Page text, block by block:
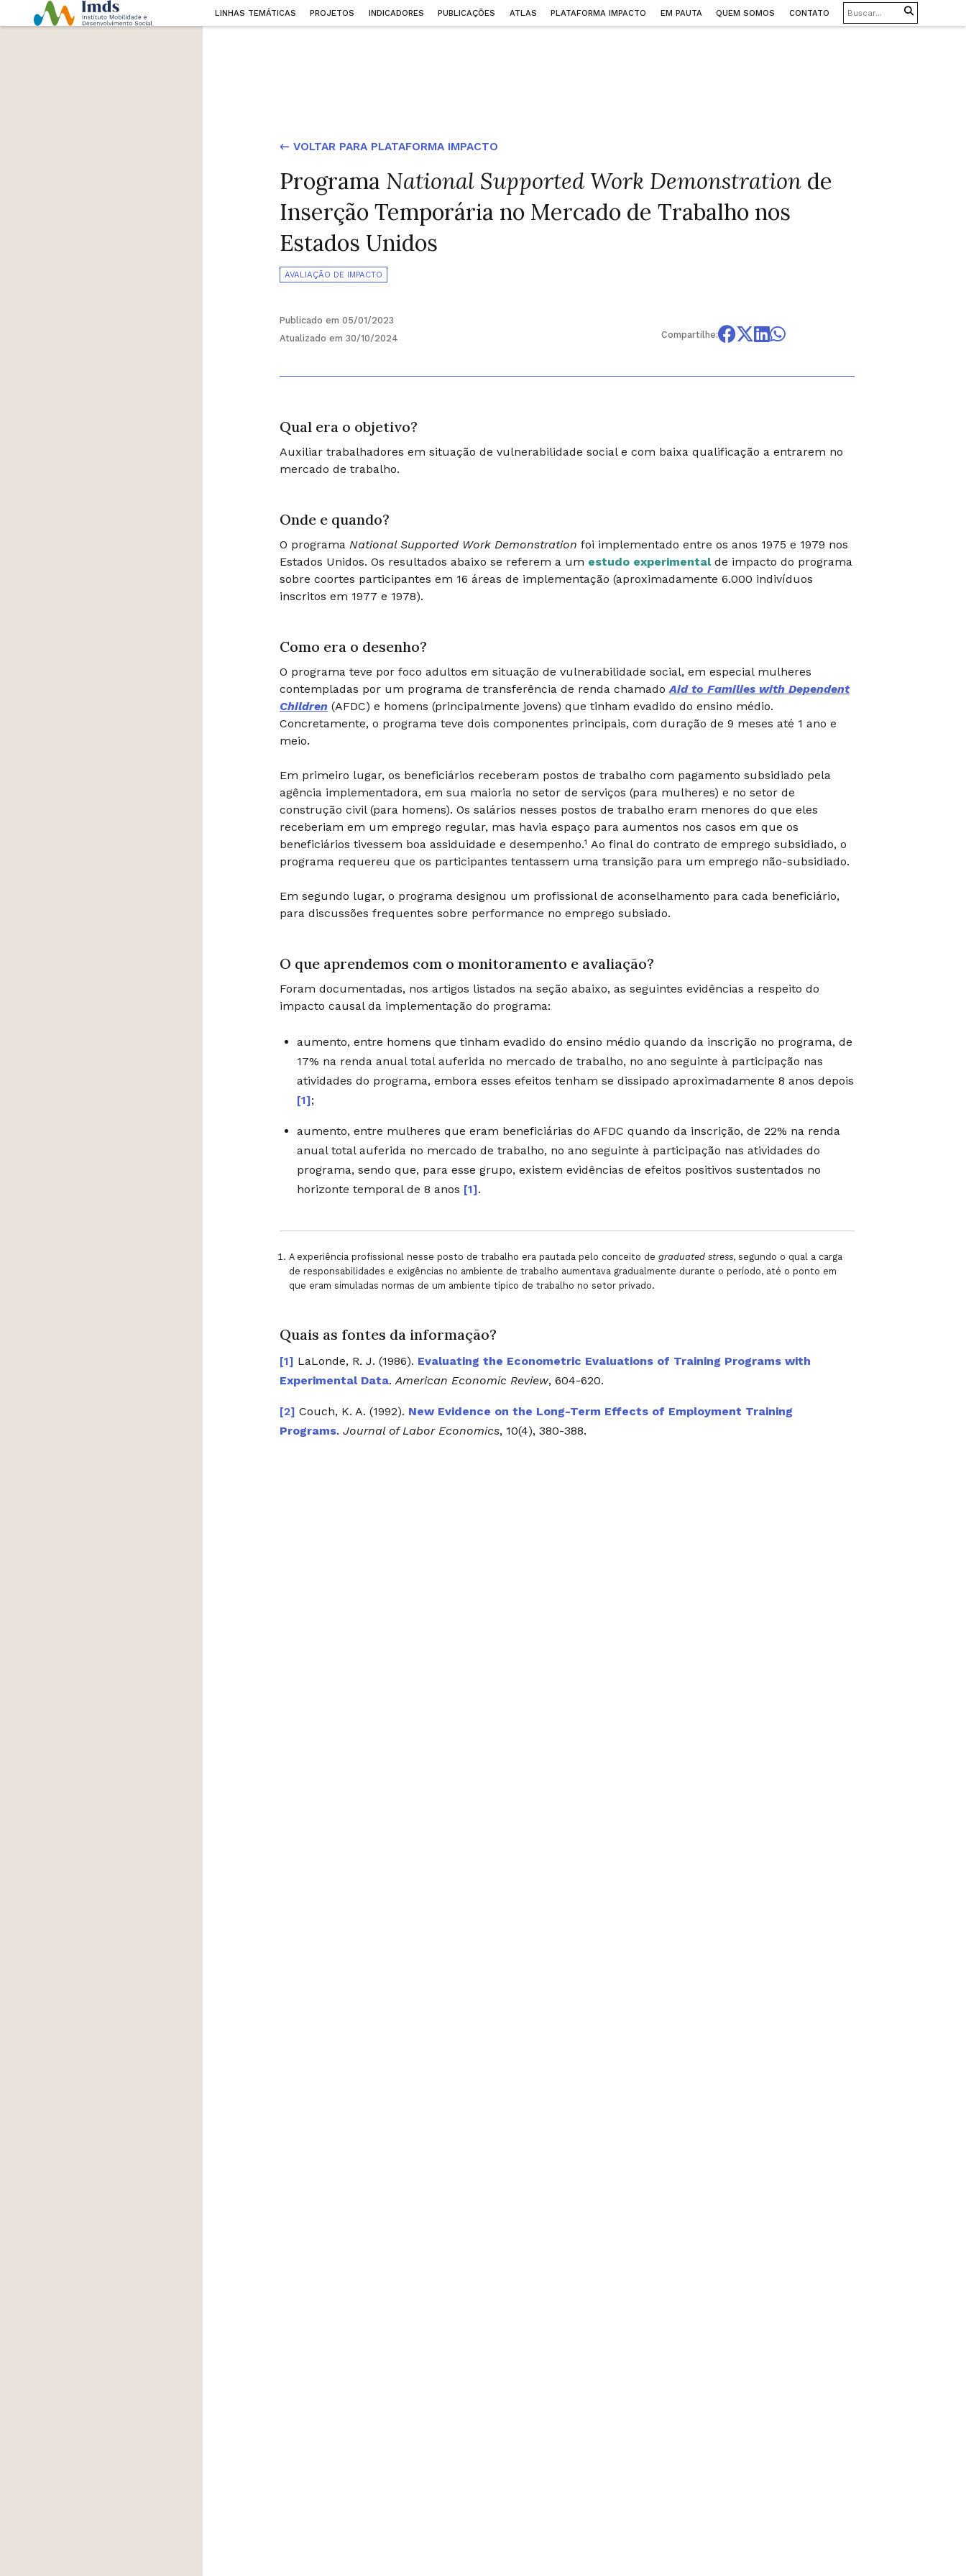
LINHAS TEMÁTICAS PROJETOS INDICADORES PUBLICAÇÕES ATLAS PLATAFORMA IMPACTO EM PAUTA QUEM SOMOS CONTATO
← VOLTAR PARA PLATAFORMA IMPACTO
Programa National Supported Work Demonstration de
Inserção Temporária no Mercado de Trabalho nos
Estados Unidos
AVALIAÇÃO DE IMPACTO
Publicado em 05/01/2023
Atualizado em 30/10/2024
Compartilhe:
Qual era o objetivo?
Auxiliar trabalhadores em situação de vulnerabilidade social e com baixa qualificação a entrarem no
mercado de trabalho.
Onde e quando?
O programaNational Supported Work Demonstration foi implementado entre os anos 1975 e 1979 nos
Estados Unidos. Os resultados abaixo se referem a um estudo experimentalde impacto do programa
sobre coortes participantes em 16 áreas de implementação (aproximadamente 6.000 indivíduos
inscritos em 1977 e 1978).
Como era o desenho?
O programa teve por foco adultos em situação de vulnerabilidade social, em especial mulheres
contempladas por um programa de transferência de renda chamadoAid to Families with Dependent
Children (AFDC) e homens (principalmente jovens) que tinham evadido do ensino médio.
Concretamente, o programa teve dois componentes principais, com duração de 9 meses até 1 ano e
meio.
Em primeiro lugar, os beneficiários receberam postos de trabalho com pagamento subsidiado pela
agência implementadora, em sua maioria no setor de serviços (para mulheres) e no setor de
construção civil (para homens). Os salários nesses postos de trabalho eram menores do que eles
receberiam em um emprego regular, mas havia espaço para aumentos nos casos em que os
beneficiários tivessem boa assiduidade e desempenho.¹ Ao final do contrato de emprego subsidiado, o
programa requereu que os participantes tentassem uma transição para um emprego não-subsidiado.
Em segundo lugar, o programa designou um profissional de aconselhamento para cada beneficiário,
para discussões frequentes sobre performance no emprego subsiado.
O que aprendemos com o monitoramento e avaliação?
Foram documentadas, nos artigos listados na seção abaixo, as seguintes evidências a respeito do
impacto causal da implementação do programa:
aumento, entre homens que tinham evadido do ensino médio quando da inscrição no programa, de
17% na renda anual total auferida no mercado de trabalho, no ano seguinte à participação nas
atividades do programa, embora esses efeitos tenham se dissipado aproximadamente 8 anos depois
[1];
aumento, entre mulheres que eram beneficiárias do AFDC quando da inscrição, de 22% na renda
anual total auferida no mercado de trabalho, no ano seguinte à participação nas atividades do
programa, sendo que, para esse grupo, existem evidências de efeitos positivos sustentados no
horizonte temporal de 8 anos [1].
A experiência profissional nesse posto de trabalho era pautada pelo conceito de graduated stress, segundo o qual a carga
de responsabilidades e exigências no ambiente de trabalho aumentava gradualmente durante o período, até o ponto em
que eram simuladas normas de um ambiente típico de trabalho no setor privado.
Quais as fontes da informação?
LaLonde, R. J. (1986). Evaluating the Econometric Evaluations of Training Programs with
Experimental Data.American Economic Review, 604-620.
Couch, K. A. (1992). New Evidence on the Long-Term Effects of Employment Training
Programs.Journal of Labor Economics, 10(4), 380-388.